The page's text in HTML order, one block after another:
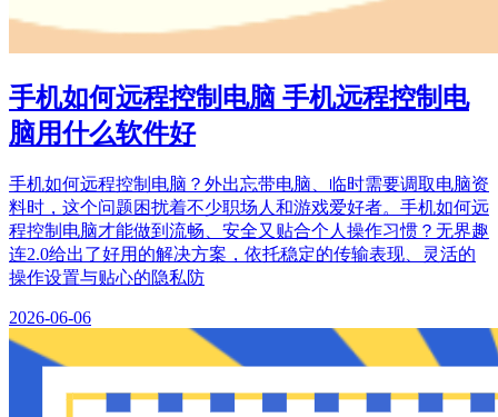
手机如何远程控制电脑 手机远程控制电
脑用什么软件好
手机如何远程控制电脑？外出忘带电脑、临时需要调取电脑资
料时，这个问题困扰着不少职场人和游戏爱好者。手机如何远
程控制电脑才能做到流畅、安全又贴合个人操作习惯？无界趣
连2.0给出了好用的解决方案，依托稳定的传输表现、灵活的
操作设置与贴心的隐私防
2026-06-06